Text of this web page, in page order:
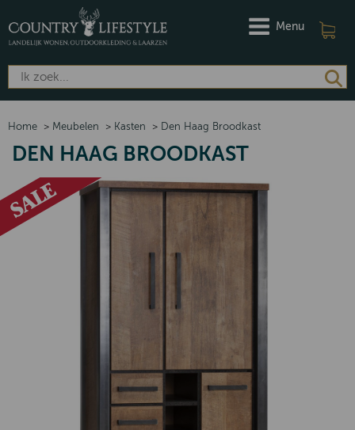
Menu
Home > Meubelen > Kasten > Den Haag Broodkast
DEN HAAG BROODKAST